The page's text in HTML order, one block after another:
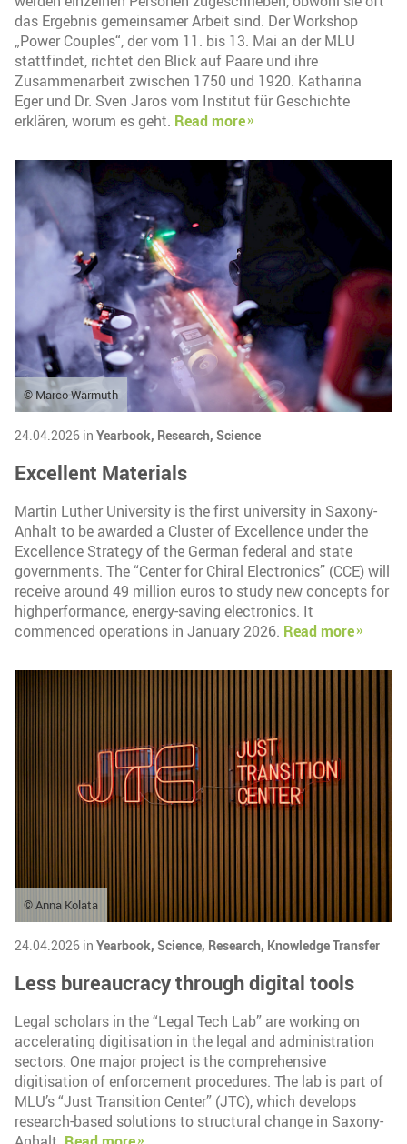
das Ergebnis gemeinsamer Arbeit sind. Der Workshop
„Power Couples“, der vom 11. bis 13. Mai an der MLU
stattfindet, richtet den Blick auf Paare und ihre
Zusammenarbeit zwischen 1750 und 1920. Katharina
Eger und Dr. Sven Jaros vom Institut für Geschichte
erklären, worum es geht. Read more
© Marco Warmuth
24.04.2026 in Yearbook, Research, Science
Excellent Materials
Martin Luther University is the first university in Saxony-
Anhalt to be awarded a Cluster of Excellence under the
Excellence Strategy of the German federal and state
governments. The “Center for Chiral Electronics” (CCE) will
receive around 49 million euros to study new concepts for
highperformance, energy-saving electronics. It
commenced operations in January 2026. Read more
© Anna Kolata
24.04.2026 in Yearbook, Science, Research, Knowledge Transfer
Less bureaucracy through digital tools
Legal scholars in the “Legal Tech Lab” are working on
accelerating digitisation in the legal and administration
sectors. One major project is the comprehensive
digitisation of enforcement procedures. The lab is part of
MLU’s “Just Transition Center” (JTC), which develops
research-based solutions to structural change in Saxony-